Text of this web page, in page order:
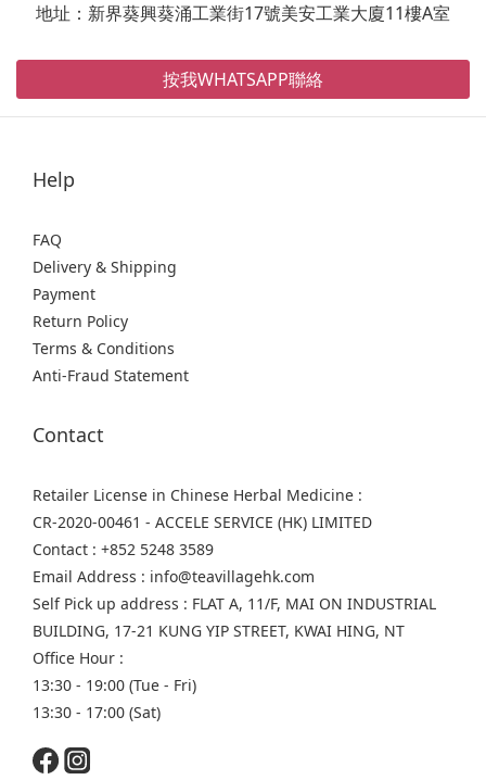
地址：新界葵興葵涌工業街17號美安工業大廈11樓A室
按我WHATSAPP聯絡
Help
FAQ
Delivery & Shipping
Payment
Return Policy
Terms & Conditions
Anti-Fraud Statement
Contact
Retailer License in Chinese Herbal Medicine :
CR-2020-00461 - ACCELE SERVICE (HK) LIMITED
Contact : +852 5248 3589
Email Address : info@teavillagehk.com
Self Pick up address : FLAT A, 11/F, MAI ON INDUSTRIAL
BUILDING, 17-21 KUNG YIP STREET, KWAI HING, NT
Office Hour :
13:30 - 19:00 (Tue - Fri)
13:30 - 17:00 (Sat)